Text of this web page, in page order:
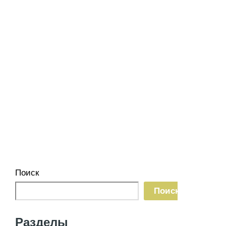
Поиск
Поиск
Разделы